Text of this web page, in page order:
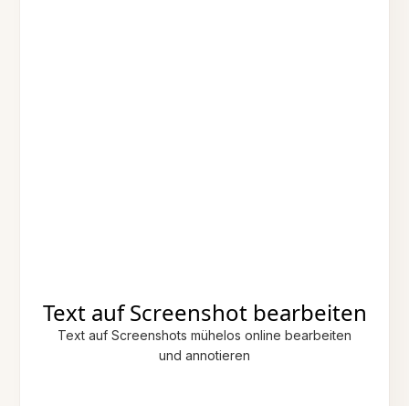
Text auf Screenshot bearbeiten
Text auf Screenshots mühelos online bearbeiten
und annotieren